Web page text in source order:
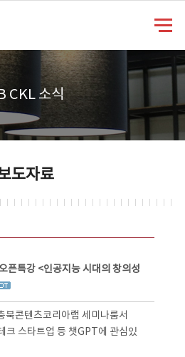
CKL 소식
도자료
픈특강 <인공지능 시대의 창의성
콘텐츠코리아랩 세미나룸서
크 스타트업 등 챗GPT에 관심있